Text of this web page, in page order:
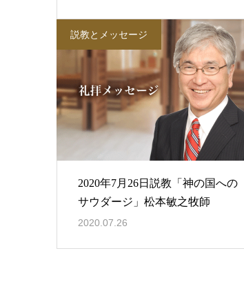
説教とメッセージ
2020年7月26日説教「神の国への
サウダージ」松本敏之牧師
2020.07.26